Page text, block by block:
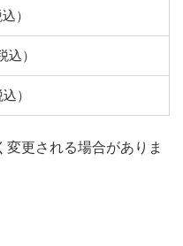
）
）
）
更される場合がありま